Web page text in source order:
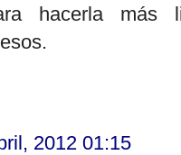
hacerla más
2012 01:15